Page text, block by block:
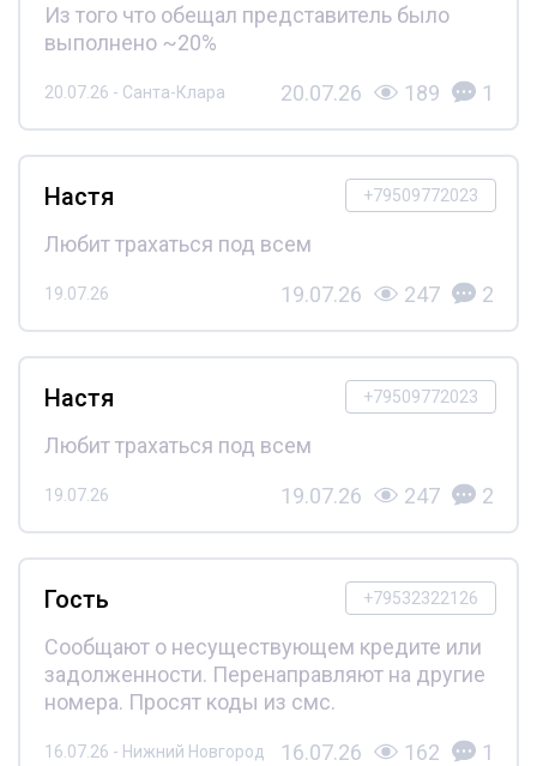
Из того что обещал представитель было
выполнено ~20%
20.07.26 - Санта-Клара 20.07.26 189 1
+79509772023
Настя
Любит трахаться под всем
19.07.26 19.07.26 247 2
+79509772023
Настя
Любит трахаться под всем
19.07.26 19.07.26 247 2
+79532322126
Гость
Сообщают о несуществующем кредите или
задолженности. Перенаправляют на другие
номера. Просят коды из смс.
16.07.26 - Нижний Новгород 16.07.26 162 1